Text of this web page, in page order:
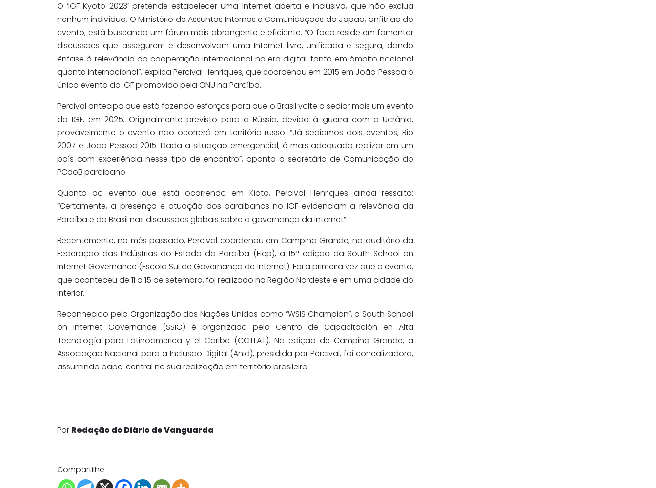
O ‘IGF Kyoto 2023’ pretende estabelecer uma Internet aberta e inclusiva, que não exclua
nenhum indivíduo. O Ministério de Assuntos Internos e Comunicações do Japão, anfitrião do
evento, está buscando um fórum mais abrangente e eficiente. “O foco reside em fomentar
discussões que assegurem e desenvolvam uma Internet livre, unificada e segura, dando
ênfase à relevância da cooperação internacional na era digital, tanto em âmbito nacional
quanto internacional”, explica Percival Henriques, que coordenou em 2015 em João Pessoa o
único evento do IGF promovido pela ONU na Paraíba.
Percival antecipa que está fazendo esforços para que o Brasil volte a sediar mais um evento
do IGF, em 2025. Originalmente previsto para a Rússia, devido à guerra com a Ucrânia,
provavelmente o evento não ocorrerá em território russo. “Já sediamos dois eventos, Rio
2007 e João Pessoa 2015. Dada a situação emergencial, é mais adequado realizar em um
país com experiência nesse tipo de encontro”, aponta o secretário de Comunicação do
PCdoB paraibano.
Quanto ao evento que está ocorrendo em Kioto, Percival Henriques ainda ressalta:
“Certamente, a presença e atuação dos paraibanos no IGF evidenciam a relevância da
Paraíba e do Brasil nas discussões globais sobre a governança da Internet”.
Recentemente, no mês passado, Percival coordenou em Campina Grande, no auditório da
Federação das Indústrias do Estado da Paraíba (Fiep), a 15ª edição da South School on
Internet Governance (Escola Sul de Governança de Internet). Foi a primeira vez que o evento,
que aconteceu de 11 a 15 de setembro, foi realizado na Região Nordeste e em uma cidade do
interior.
Reconhecido pela Organização das Nações Unidas como “WSIS Champion”, a South School
on Internet Governance (SSIG) é organizada pelo Centro de Capacitación en Alta
Tecnología para Latinoamerica y el Caribe (CCTLAT). Na edição de Campina Grande, a
Associação Nacional para a Inclusão Digital (Anid), presidida por Percival, foi correalizadora,
assumindo papel central na sua realização em território brasileiro.
Por Redação do Diário de Vanguarda
Compartilhe: